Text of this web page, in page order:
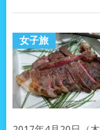
女子旅